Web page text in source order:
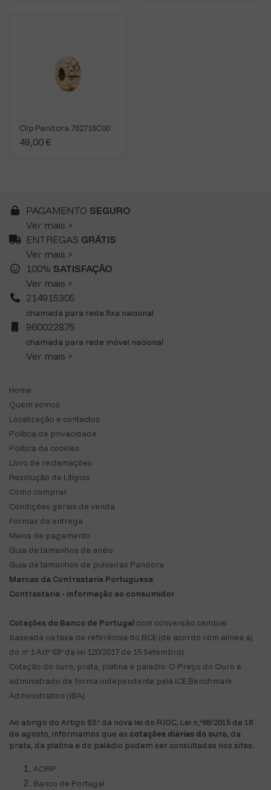
Clip Pandora 762716C00
49,00 €
PAGAMENTO SEGURO
Ver mais >
ENTREGAS GRÁTIS
Ver mais >
100% SATISFAÇÃO
Ver mais >
214915305
chamada para rede fixa nacional
960022875
chamada para rede móvel nacional
Ver mais >
Home
Quem somos
Localização e contactos
Política de privacidade
Política de cookies
Livro de reclamações
Resolução de Litígios
Como comprar
Condições gerais de venda
Formas de entrega
Meios de pagamento
Guia de tamanhos de anéis
Guia de tamanhos de pulseiras Pandora
Marcas da Contrastaria Portuguesa
Contrastaria - informação ao consumidor
Cotações do Banco de Portugal com conversão cambial
baseada na taxa de referência do BCE (de acordo com alínea a)
do nº 1 Artº 63º da lei 120/2017 de 15 Setembro)
Cotação do ouro, prata, platina e paládio: O Preço do Ouro é
administrado de forma independente pela ICE Benchmark
Administration (IBA)
Ao abrigo do Artigo 63.º da nova lei do RJOC, Lei n,º98/2015 de 18
de agosto, informamos que as cotações diárias do ouro , da
prata, da platina e do paládio podem ser consultadas nos sites:
AORP
Banco de Portugal